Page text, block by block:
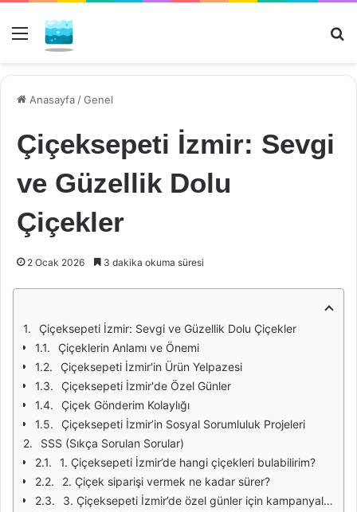
Menü
Anasayfa /Genel
Çiçeksepeti İzmir: Sevgi
ve Güzellik Dolu
Çiçekler
2 Ocak 2026 3 dakika okuma süresi
Çiçeksepeti İzmir: Sevgi ve Güzellik Dolu Çiçekler
Çiçeklerin Anlamı ve Önemi
Çiçeksepeti İzmir'in Ürün Yelpazesi
Çiçeksepeti İzmir'de Özel Günler
Çiçek Gönderim Kolaylığı
Çiçeksepeti İzmir’in Sosyal Sorumluluk Projeleri
SSS (Sıkça Sorulan Sorular)
1. Çiçeksepeti İzmir’de hangi çiçekleri bulabilirim?
2. Çiçek siparişi vermek ne kadar sürer?
3. Çiçeksepeti İzmir’de özel günler için kampanyalar var mı?